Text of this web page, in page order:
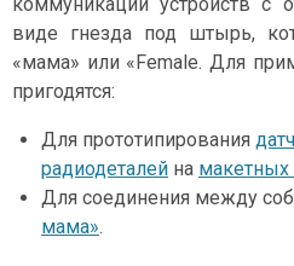
коммуникации устройств с
виде гнезда под штырь,
«мама» или «Female. Для
пригодятся:
Для прототипирования
радиодеталей на макетных
Для соединения между
мама».